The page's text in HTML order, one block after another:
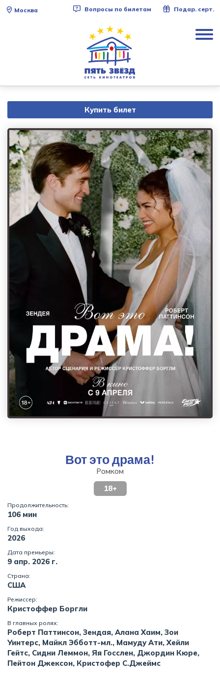
Москва Вопросы по билетам Подар. серт.
Купить билет
Вот это драма!
Ромком
18+
Продолжительность:
106 мин
Год выхода:
2026
Дата премьеры:
9 апр. 2026 г.
Страна:
США
Режиссер:
Кристоффер Боргли
В главных ролях:
Роберт Паттинсон, Зендая, Алана Хаим, Зои
Уинтерс, Майкл Эбботт-мл., Мамуду Ати, Хейли
Гейтс, Сидни Леммон, Яя Госслен, Джордин Кюре,
Пейтон Джексон, Кристофер С.Джеймс